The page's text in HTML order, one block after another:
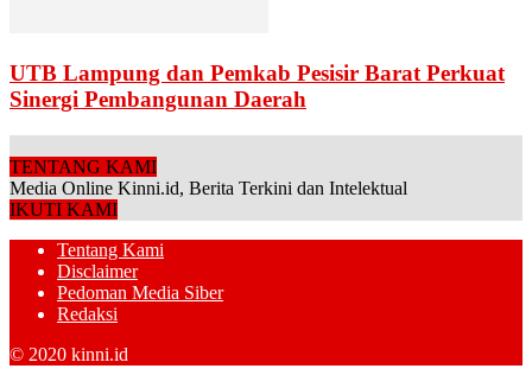
UTB Lampung dan Pemkab Pesisir Barat Perkuat
Sinergi Pembangunan Daerah
TENTANG KAMI
Media Online Kinni.id, Berita Terkini dan Intelektual
IKUTI KAMI
Tentang Kami
Disclaimer
Pedoman Media Siber
Redaksi
© 2020 kinni.id